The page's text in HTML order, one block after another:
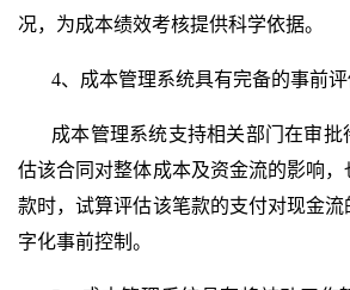
况，为成本绩效考核提供科学依据。
4、 成本管理系统具有完备的事前
成本管理系统支持相关部门在审
估该合同对整体成本及资金流的影响
款时，试算评估该笔款的支付对现金
字化事前控制。